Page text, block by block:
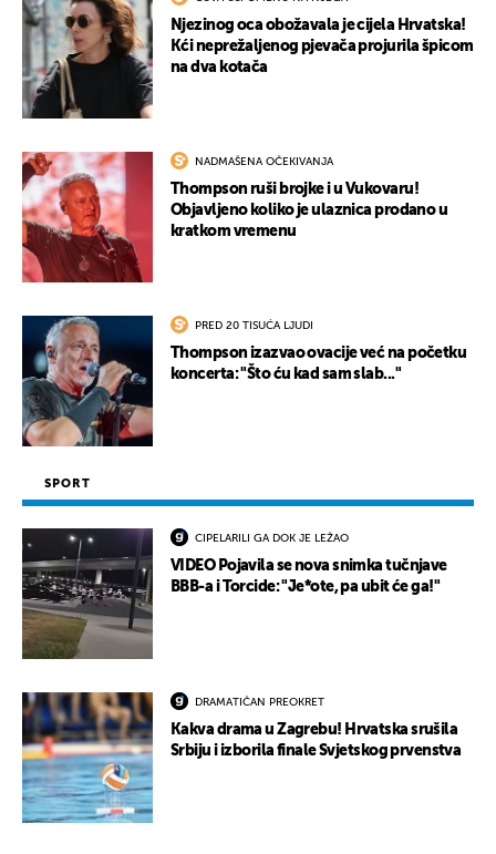
Njezinog oca obožavala je cijela Hrvatska!
Kći neprežaljenog pjevača projurila špicom
na dva kotača
NADMAŠENA OČEKIVANJA
Thompson ruši brojke i u Vukovaru!
Objavljeno koliko je ulaznica prodano u
kratkom vremenu
PRED 20 TISUĆA LJUDI
Thompson izazvao ovacije već na početku
koncerta: "Što ću kad sam slab..."
SPORT
CIPELARILI GA DOK JE LEŽAO
VIDEO Pojavila se nova snimka tučnjave
BBB-a i Torcide: "Je*ote, pa ubit će ga!"
DRAMATIČAN PREOKRET
Kakva drama u Zagrebu! Hrvatska srušila
Srbiju i izborila finale Svjetskog prvenstva